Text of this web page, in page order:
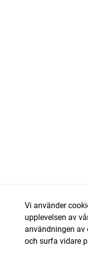
Vi använder
upplevelsen av
användningen av
och surfa vidare